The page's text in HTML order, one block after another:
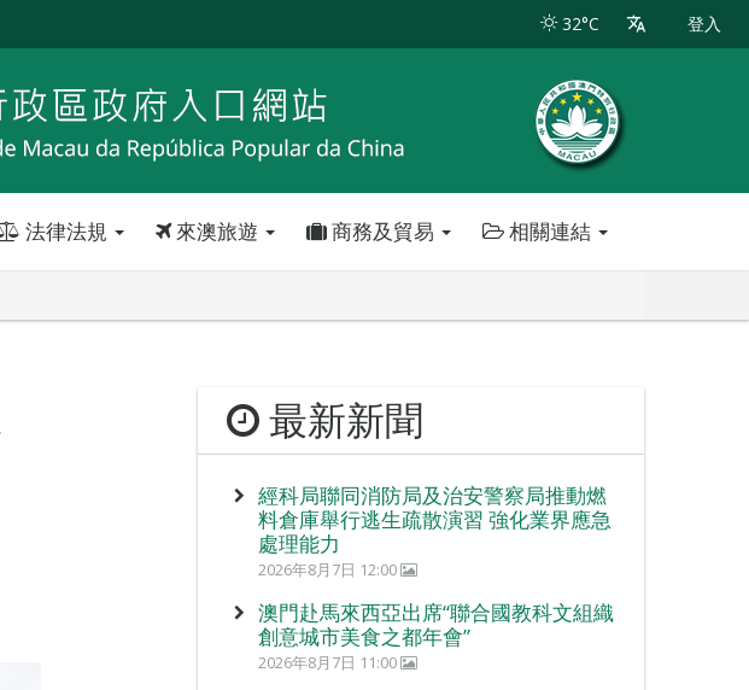
32°C 登入
法律法規 來澳旅遊 商務及貿易 相關連結
最新新聞
經科局聯同消防局及治安警察局推動燃
料倉庫舉行逃生疏散演習 強化業界應急
處理能力
2026年8月7日 12:00
澳門赴馬來西亞出席“聯合國教科文組織
創意城市美食之都年會”
2026年8月7日 11:00